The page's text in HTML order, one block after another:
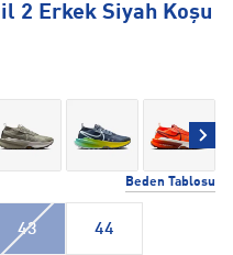
2 Erkek Siyah Koşu
Beden Tablosu
43 44